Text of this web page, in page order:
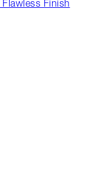
Finish